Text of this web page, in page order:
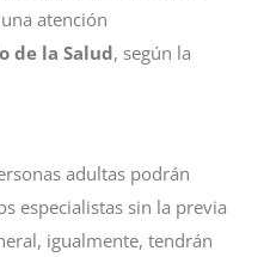
atención
de la Salud, según la
adultas podrán
especialistas sin la previa
igualmente, tendrán